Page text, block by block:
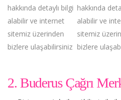
hakkında detaylı bilgi
alabilir ve internet
sitemiz üzerinden
bizlere ulaşabilirsiniz
hakkında
alabilir ve
sitemiz
bizlere
2. Buderus Çağrı